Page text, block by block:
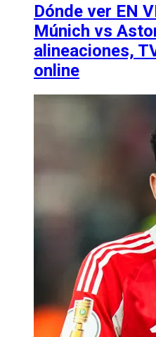
Dónde ver EN
Múnich vs
alineaciones,
online